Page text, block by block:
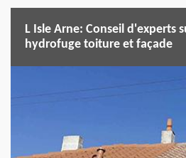
L Isle Arne: Conseil d'experts
hydrofuge toiture et façade